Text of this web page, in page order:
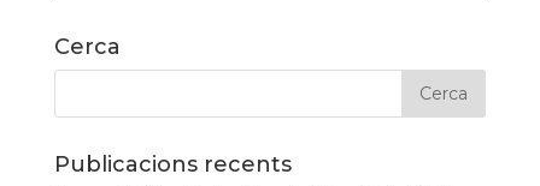
Cerca
Publicacions recents